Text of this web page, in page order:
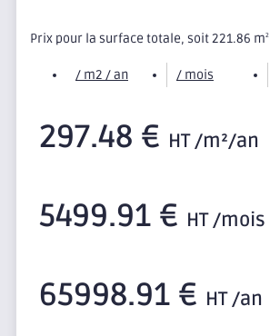
Prix pour la surface totale, soit 221.86 m2
/ m2 / an / mois
297.48 € HT /m²/an
5499.91 € HT /mois
65998.91 € HT /an